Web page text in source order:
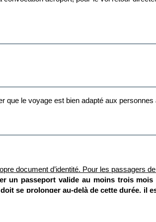
le voyage est bien adapté aux personnes
document d’identité. Pour les passagers
un passeport valide au moins trois
se prolonger au-delà de cette durée, il
également veiller à ce que leur